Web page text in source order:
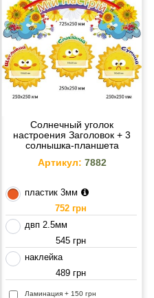
Солнечный уголок
настроения Заголовок + 3
солнышка-планшета
Артикул: 7882
пластик 3мм
752 грн
двп 2.5мм
545 грн
наклейка
489 грн
Ламинация + 150 грн